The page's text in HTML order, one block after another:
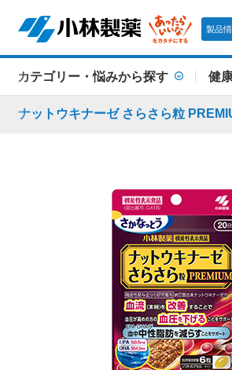
製品
カテゴリー・悩みから探す 健
ナットウキナーゼ さらさら粒